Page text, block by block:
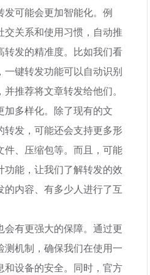
发可能会更加智能化。例
关系和使用习惯，自动推
转发的精准度。比如我们看
键转发功能可以自动识别
推荐将文章转发给他们。
多样化。除了现有的文
发，可能还会支持更多形
件、压缩包等。而且，可能
能，让我们了解转发的效
内容、有多少人进行了互
有更强大的保障。通过更
测机制，确保我们在使用一
和设备的安全。同时，官方